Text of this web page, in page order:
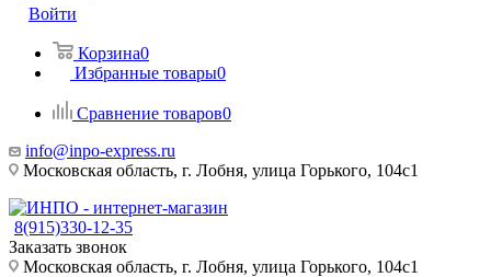
Войти
Корзина0
Избранные товары0
Сравнение товаров0
info@inpo-express.ru
Московская область, г. Лобня, улица Горького, 104с1
8(915)330-12-35
Заказать звонок
Московская область, г. Лобня, улица Горького, 104с1